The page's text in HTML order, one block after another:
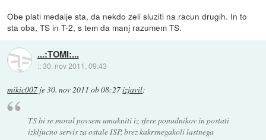
Obe plati medalje sta, da nekdo zeli sluziti na racun drugih. In to
sta oba, TS in T-2, s tem da manj razumem TS.
...:TOMI:...
::30. nov 2011, 09:43
mikic007 je30. nov 2011 ob 08:27izjavil:
TS bi se moral povsem umakniti iz sfere ponudnikov in postati
izkljucno servis za ostale ISP, brez kakrsnegakoli lastnega